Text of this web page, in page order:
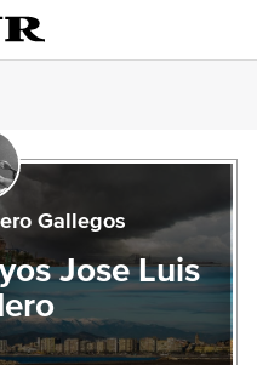
Gallegos
Jose Luis